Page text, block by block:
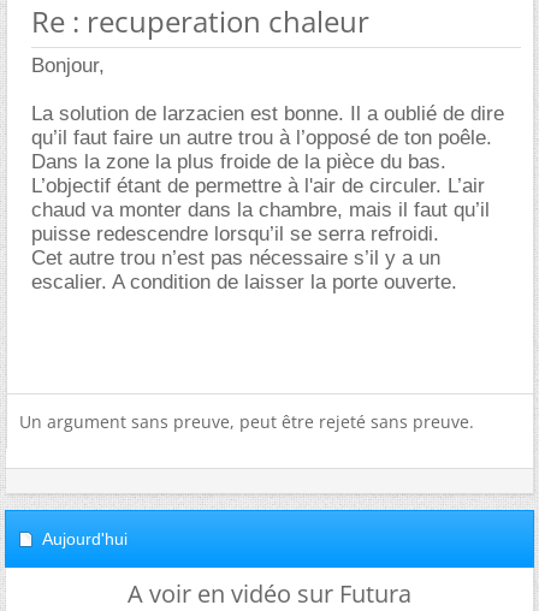
Re : recuperation chaleur
Bonjour,
La solution de larzacien est bonne. Il a oublié de dire
qu’il faut faire un autre trou à l’opposé de ton poêle.
Dans la zone la plus froide de la pièce du bas.
L’objectif étant de permettre à l'air de circuler. L’air
chaud va monter dans la chambre, mais il faut qu’il
puisse redescendre lorsqu’il se serra refroidi.
Cet autre trou n’est pas nécessaire s’il y a un
escalier. A condition de laisser la porte ouverte.
Un argument sans preuve, peut être rejeté sans preuve.
Aujourd'hui
A voir en vidéo sur Futura